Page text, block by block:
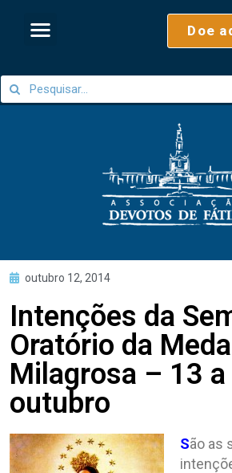
Doe
outubro 12, 2014
Intenções da
Oratório da
Milagrosa – 13 a
outubro
São as